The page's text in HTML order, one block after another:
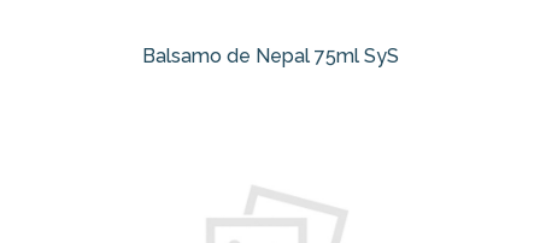
Balsamo de Nepal 75ml SyS